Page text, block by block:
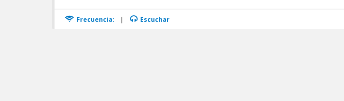
Frecuencia: | Escuchar